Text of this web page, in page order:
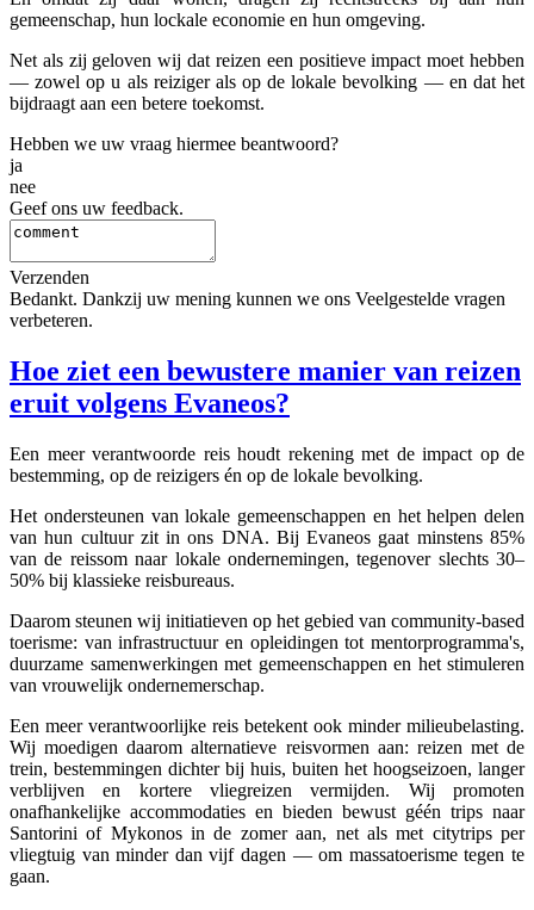
gemeenschap, hun lockale economie en hun omgeving.
Net als zij geloven wij dat reizen een positieve impact moet hebben
— zowel op u als reiziger als op de lokale bevolking — en dat het
bijdraagt aan een betere toekomst.
Hebben we uw vraag hiermee beantwoord?
ja
nee
Geef ons uw feedback.
Verzenden
Bedankt. Dankzij uw mening kunnen we ons Veelgestelde vragen
verbeteren.
Hoe ziet een bewustere manier van reizen
eruit volgens Evaneos?
Een meer verantwoorde reis houdt rekening met de impact op de
bestemming, op de reizigers én op de lokale bevolking.
Het ondersteunen van lokale gemeenschappen en het helpen delen
van hun cultuur zit in ons DNA. Bij Evaneos gaat minstens 85%
van de reissom naar lokale ondernemingen, tegenover slechts 30–
50% bij klassieke reisbureaus.
Daarom steunen wij initiatieven op het gebied van community-based
toerisme: van infrastructuur en opleidingen tot mentorprogramma's,
duurzame samenwerkingen met gemeenschappen en het stimuleren
van vrouwelijk ondernemerschap.
Een meer verantwoorlijke reis betekent ook minder milieubelasting.
Wij moedigen daarom alternatieve reisvormen aan: reizen met de
trein, bestemmingen dichter bij huis, buiten het hoogseizoen, langer
verblijven en kortere vliegreizen vermijden. Wij promoten
onafhankelijke accommodaties en bieden bewust géén trips naar
Santorini of Mykonos in de zomer aan, net als met citytrips per
vliegtuig van minder dan vijf dagen — om massatoerisme tegen te
gaan.